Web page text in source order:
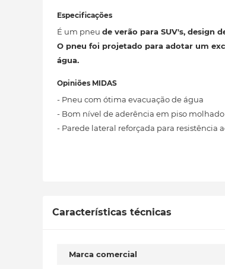
Especificações
É um pneu de verão para SUV's, design
O pneu foi projetado para adotar um
água.
Opiniões MIDAS
- Pneu com ótima evacuação de água
- Bom nível de aderência em piso molhado
- Parede lateral reforçada para resistência
Características técnicas
Marca comercial